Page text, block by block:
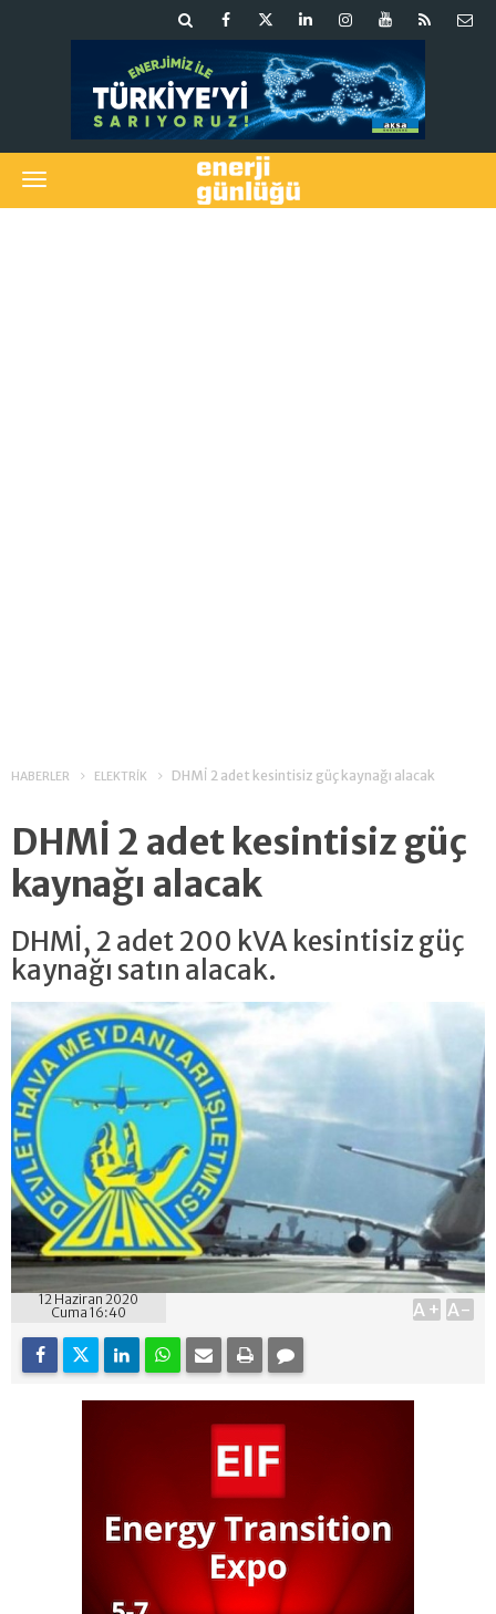
HABERLER ELEKTRİK DHMİ 2 adet kesintisiz güç kaynağı alacak
DHMİ 2 adet kesintisiz güç
kaynağı alacak
DHMİ, 2 adet 200 kVA kesintisiz güç
kaynağı satın alacak.
12 Haziran 2020
Cuma 16:40
A+ A-